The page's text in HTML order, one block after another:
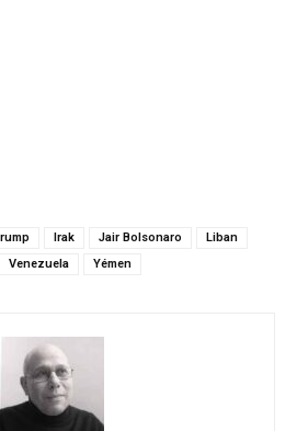
Irak Jair Bolsonaro
Liban
Venezuela Yémen